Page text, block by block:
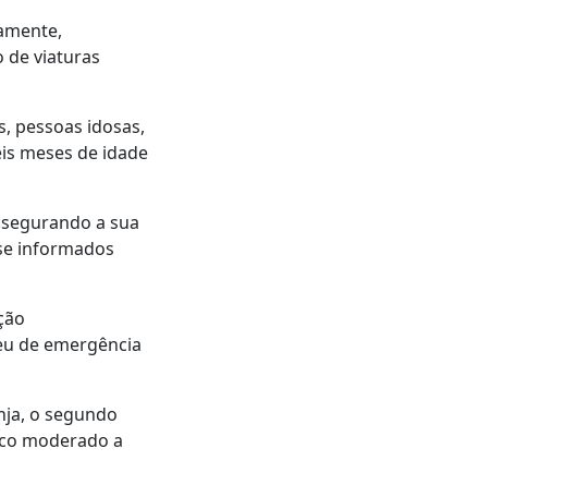
de viaturas
pessoas idosas,
meses de idade
a sua
informados
de emergência
o segundo
moderado a